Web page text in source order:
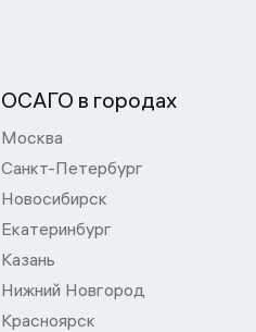
ОСАГО в городах
Москва
Санкт-Петербург
Новосибирск
Екатеринбург
Казань
Нижний Новгород
Красноярск